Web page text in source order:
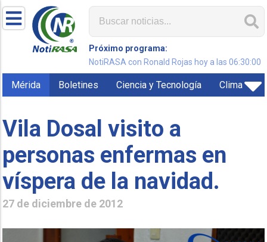
Próximo programa:
NotiRASA con Ronald Rojas hoy a las 06:30:00
Mérida Boletines Ciencia y Tecnología Clima
Vila Dosal visito a
personas enfermas en
víspera de la navidad.
27 de diciembre de 2012